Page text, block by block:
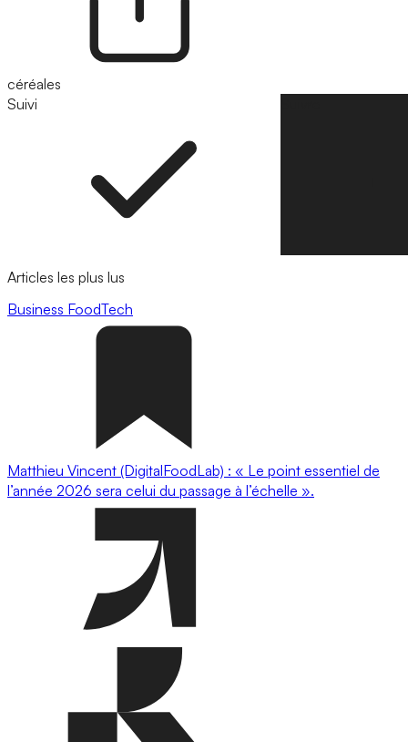
céréales
Suivi
Articles les plus lus
Business FoodTech
Matthieu Vincent (DigitalFoodLab) : « Le point essentiel de
l’année 2026 sera celui du passage à l’échelle ».